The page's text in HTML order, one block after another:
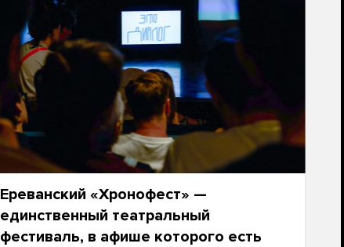
Ереванский «Хронофест» —
единственный театральный
фестиваль, в афише которого есть